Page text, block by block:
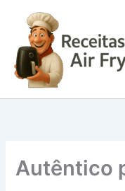
conteúdo
Autêntico